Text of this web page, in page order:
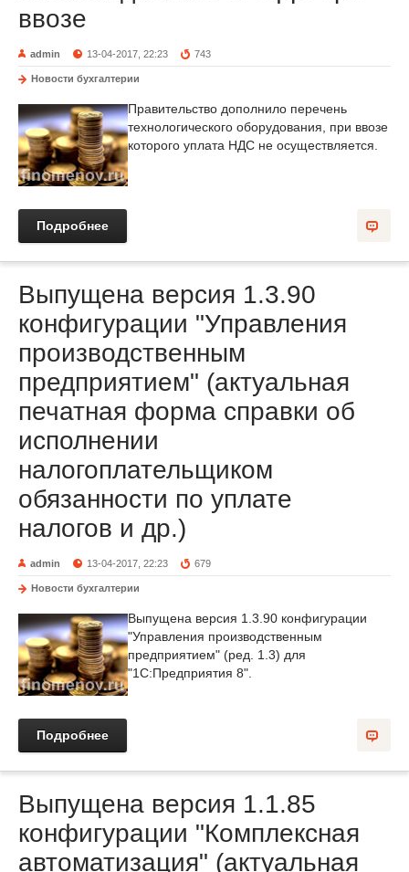
ввозе
admin 13-04-2017, 22:23 743
Новости бухгалтерии
Правительство дополнило перечень
технологического оборудования, при ввозе
которого уплата НДС не осуществляется.
Подробнее
Выпущена версия 1.3.90
конфигурации "Управления
производственным
предприятием" (актуальная
печатная форма справки об
исполнении
налогоплательщиком
обязанности по уплате
налогов и др.)
admin 13-04-2017, 22:23 679
Новости бухгалтерии
Выпущена версия 1.3.90 конфигурации
"Управления производственным
предприятием" (ред. 1.3) для
"1С:Предприятия 8".
Подробнее
Выпущена версия 1.1.85
конфигурации "Комплексная
автоматизация" (актуальная